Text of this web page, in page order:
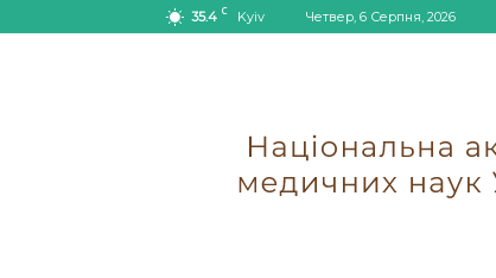
35.4 C Kyiv Четвер, 6 Серпня, 2026